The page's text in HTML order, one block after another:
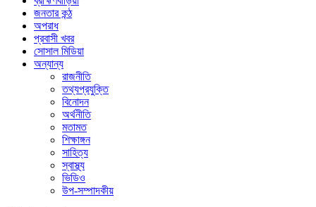
জনতার কন্ঠ
অপরাধ
প্রবাসী খবর
সোসাল মিডিয়া
অন্যান্য
রাজনীতি
তথ্যপ্রযুক্তি
বিনোদন
অর্থনীতি
মতামত
শিক্ষাঙ্গন
সাহিত্য
স্বাস্থ্য
ভিডিও
উপ-সম্পাদকীয়